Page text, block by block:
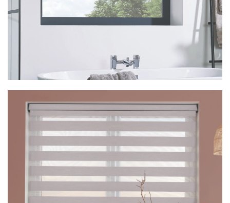
Vision Rimini Elm